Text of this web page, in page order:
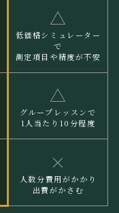
△
低価格シミュレーター
で
測定項目や精度が不安
△
グループレッスンで
1人当たり10分程度
×
人数分費用がかかり
出費がかさむ